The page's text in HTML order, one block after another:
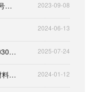
工信部修订发布无线电发射设备型号核准证书样式和代码编码规则 2023-09-08
2024-06-13
斯威士兰发布2G/3G退网路线图 2030年前全面关停传统网络 2025-07-24
注意！REACH附录17中关于汽车材料的邻苯限制已正式生效 2024-01-12